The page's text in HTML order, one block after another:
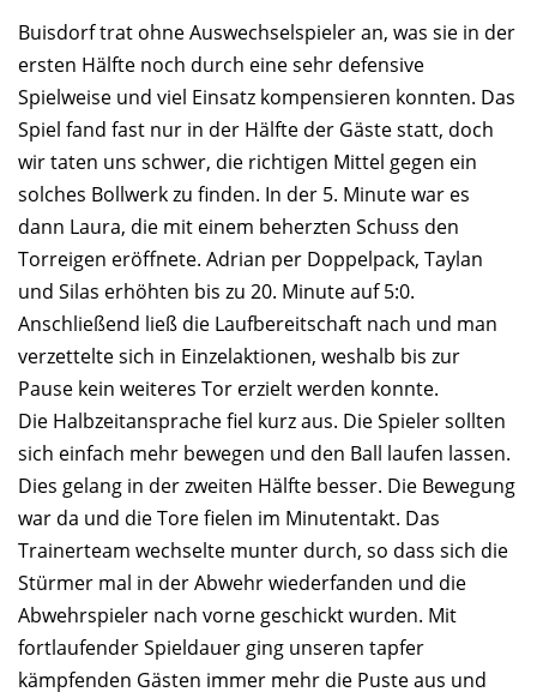
Buisdorf trat ohne Auswechselspieler an, was sie in der
ersten Hälfte noch durch eine sehr defensive
Spielweise und viel Einsatz kompensieren konnten. Das
Spiel fand fast nur in der Hälfte der Gäste statt, doch
wir taten uns schwer, die richtigen Mittel gegen ein
solches Bollwerk zu finden. In der 5. Minute war es
dann Laura, die mit einem beherzten Schuss den
Torreigen eröffnete. Adrian per Doppelpack, Taylan
und Silas erhöhten bis zu 20. Minute auf 5:0.
Anschließend ließ die Laufbereitschaft nach und man
verzettelte sich in Einzelaktionen, weshalb bis zur
Pause kein weiteres Tor erzielt werden konnte.
Die Halbzeitansprache fiel kurz aus. Die Spieler sollten
sich einfach mehr bewegen und den Ball laufen lassen.
Dies gelang in der zweiten Hälfte besser. Die Bewegung
war da und die Tore fielen im Minutentakt. Das
Trainerteam wechselte munter durch, so dass sich die
Stürmer mal in der Abwehr wiederfanden und die
Abwehrspieler nach vorne geschickt wurden. Mit
fortlaufender Spieldauer ging unseren tapfer
kämpfenden Gästen immer mehr die Puste aus und